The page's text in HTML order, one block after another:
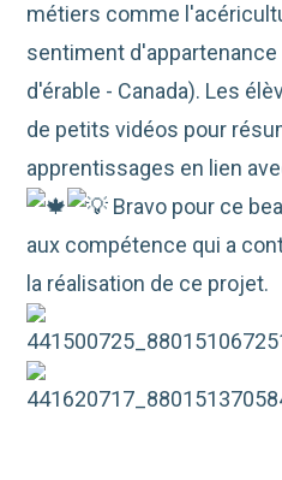
métiers comme
sentiment
d'érable - Canada). Les
de petits vidéos pour
apprentissages en lien
Bravo pour ce
aux compétence qui a
la réalisation de ce projet.